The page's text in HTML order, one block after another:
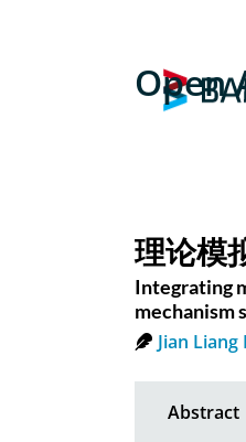
Open
理论模
Integrating
mechanism
Jian Liang